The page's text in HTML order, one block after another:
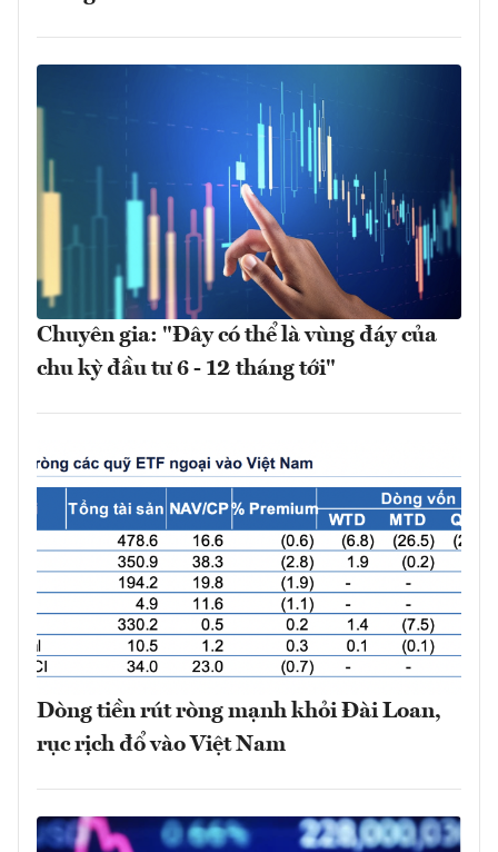
Chuyên gia: "Đây có thể là vùng đáy của
chu kỳ đầu tư 6 - 12 tháng tới"
Dòng tiền rút ròng mạnh khỏi Đài Loan,
rục rịch đổ vào Việt Nam